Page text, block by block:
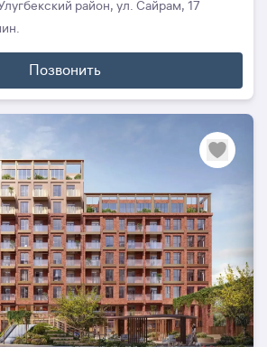
район, ул. Сайрам, 17
Позвонить